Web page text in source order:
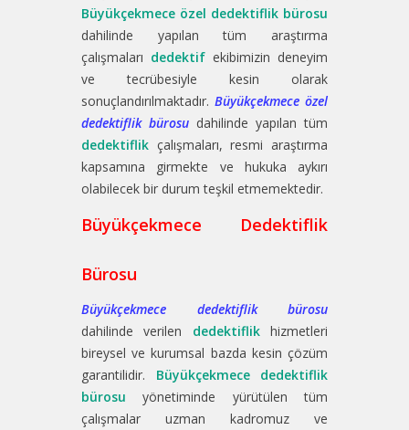
Büyükçekmece özel dedektiflik bürosu
dahilinde yapılan tüm araştırma
çalışmaları dedektif ekibimizin deneyim
ve tecrübesiyle kesin olarak
sonuçlandırılmaktadır. Büyükçekmece özel
dedektiflik bürosu dahilinde yapılan tüm
dedektiflik çalışmaları, resmi araştırma
kapsamına girmekte ve hukuka aykırı
olabilecek bir durum teşkil etmemektedir.
Büyükçekmece Dedektiflik
Bürosu
Büyükçekmece dedektiflik bürosu
dahilinde verilen dedektiflikhizmetleri
bireysel ve kurumsal bazda kesin çözüm
garantilidir. Büyükçekmece dedektiflik
bürosu yönetiminde yürütülen tüm
çalışmalar uzman kadromuz ve